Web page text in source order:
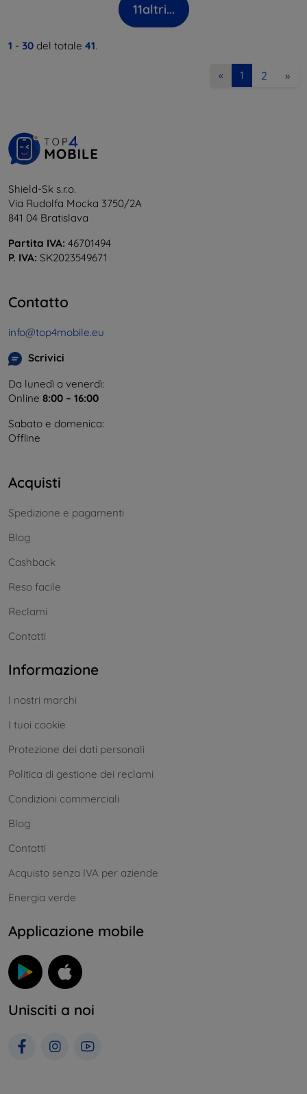
11altri...
1 - 30 del totale 41.
« 1 2 »
Shield-Sk s.r.o.
Via Rudolfa Mocka 3750/2A
841 04 Bratislava
Partita IVA: 46701494
P. IVA: SK2023549671
Contatto
info@top4mobile.eu
Scrivici
Da lunedì a venerdì:
Online 8:00 – 16:00
Sabato e domenica:
Offline
Acquisti
Spedizione e pagamenti
Blog
Cashback
Reso facile
Reclami
Contatti
Informazione
I nostri marchi
I tuoi cookie
Protezione dei dati personali
Politica di gestione dei reclami
Condizioni commerciali
Blog
Contatti
Acquisto senza IVA per aziende
Energia verde
Applicazione mobile
Unisciti a noi